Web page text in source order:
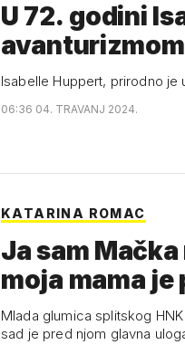
U 72. godini
Isabelle Huppert, prirodno
06:36 04. TRAVANJ 2024.
KATARINA ROMAC
Ja sam
moja mama je
Mlada glumica splitskog
sad je pred njom glavna